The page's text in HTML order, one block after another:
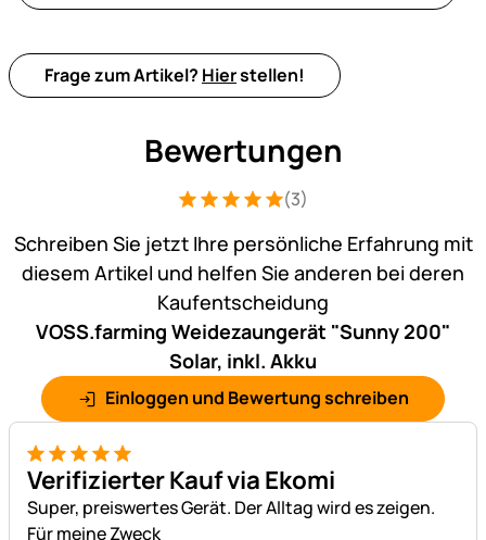
Frage zum Artikel? Hierstellen!
Bewertungen
Bewertung: 5 von 5 (3 Bewertungen)
3 Bewertungen
(3)
Schreiben Sie jetzt Ihre persönliche Erfahrung mit
diesem Artikel und helfen Sie anderen bei deren
Kaufentscheidung
VOSS.farming Weidezaungerät "Sunny 200"
Solar, inkl. Akku
Einloggen und Bewertung schreiben
5 von 5
Verifizierter Kauf via Ekomi
Super, preiswertes Gerät. Der Alltag wird es zeigen.
Für meine Zweck